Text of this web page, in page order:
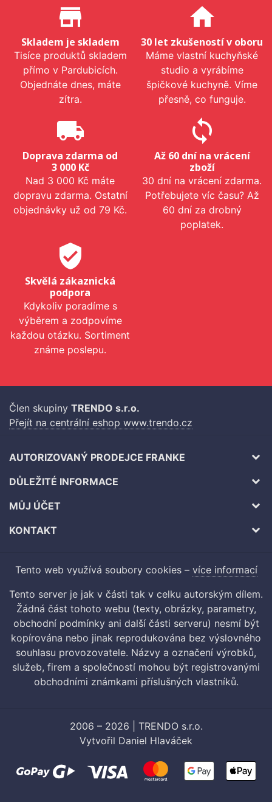
Proč nakupovat u nás?
store_mall_directory
Skladem je skladem
Tisíce produktů skladem
přímo v Pardubicích.
Objednáte dnes, máte
zítra.
home
30 let zkušeností v oboru
Máme vlastní kuchyňské
studio a vyrábíme
špičkové kuchyně. Víme
přesně, co funguje.
local_shipping
Doprava zdarma od
3 000 Kč
Nad 3 000 Kč máte
dopravu zdarma. Ostatní
objednávky už od 79 Kč.
sync
Až 60 dní na vrácení
zboží
30 dní na vrácení zdarma.
Potřebujete víc času? Až
60 dní za drobný
poplatek.
verified_user
Skvělá zákaznická
podpora
Kdykoliv poradíme s
výběrem a zodpovíme
každou otázku. Sortiment
známe poslepu.
Člen skupiny TRENDO s.r.o.
Přejít na centrální eshop www.trendo.cz
AUTORIZOVANÝ PRODEJCE FRANKE
DŮLEŽITÉ INFORMACE
MŮJ ÚČET
KONTAKT
Tento web využívá soubory cookies – více informací
Tento server je jak v části tak v celku autorským dílem.
Žádná část tohoto webu (texty, obrázky, parametry,
obchodní podmínky ani další části serveru) nesmí být
kopírována nebo jinak reprodukována bez výslovného
souhlasu provozovatele. Názvy a označení výrobků,
služeb, firem a společností mohou být registrovanými
obchodními známkami příslušných vlastníků.
2006 – 2026 | TRENDO s.r.o.
Vytvořil Daniel Hlaváček